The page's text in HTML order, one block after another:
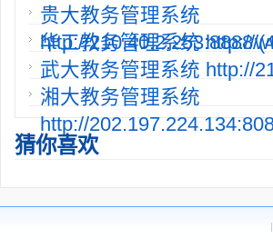
贵大教务管理系统
http://210.40.2.253:8888/
华工教务管理系统 http://
武大教务管理系统 http://
湘大教务管理系统
http://
猜你喜欢